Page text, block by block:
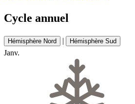
Cycle annuel
Hémisphère Nord | Hémisphère Sud
Janv.